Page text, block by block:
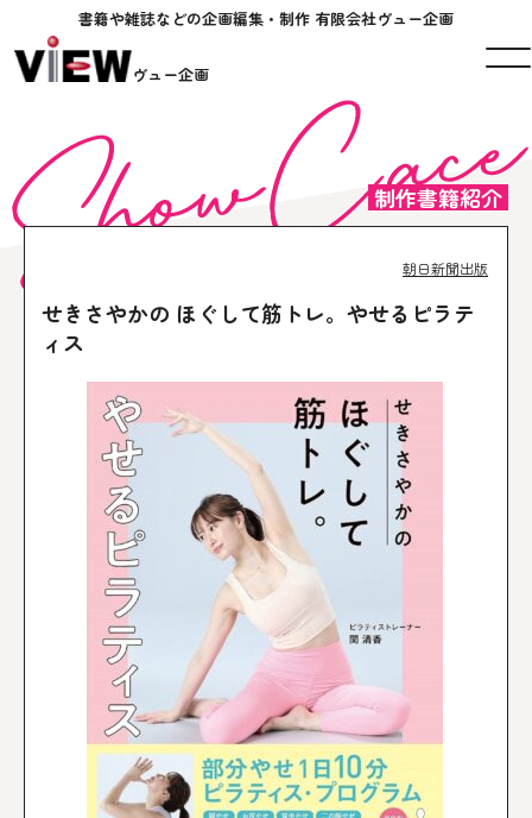
書籍や雑誌などの企画編集・制作 有限会社ヴュー企画
ヴュー企画
制作書籍紹介
朝日新聞出版
せきさやかの ほぐして筋トレ。やせるピラテ
ィス